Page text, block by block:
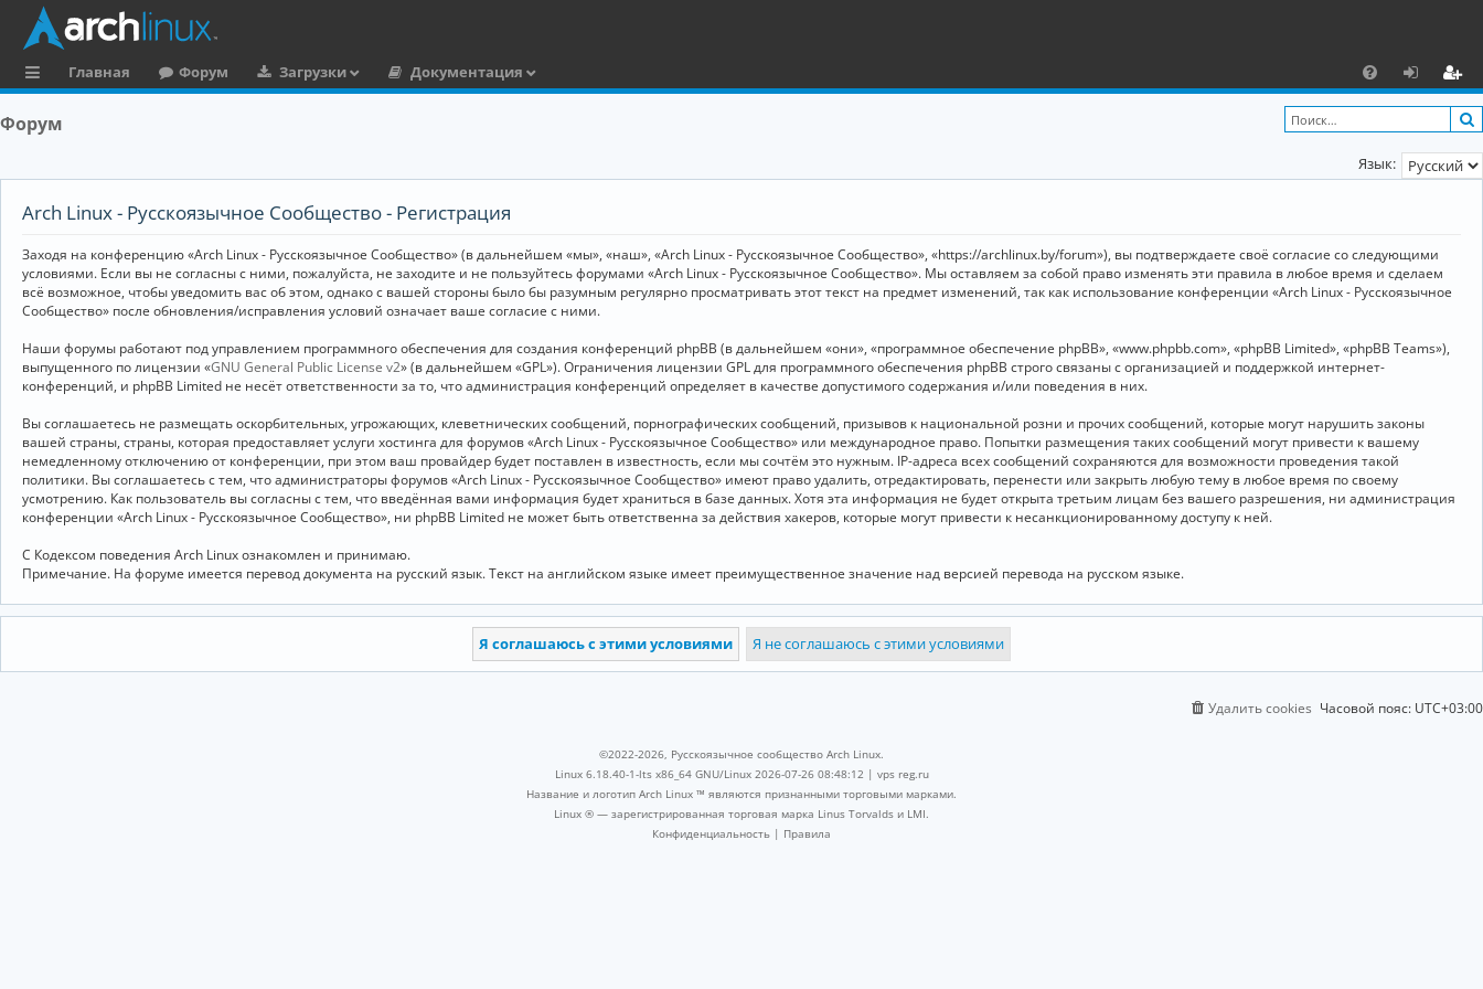
ы
к
Главная Форум Загрузки
Документация
F
A
Q
х
о
д
ег
и
ст
и
Форум
Язык:
Arch Linux - Русскоязычное Сообщество - Регистрация
Заходя на конференцию «Arch Linux - Русскоязычное Сообщество» (в дальнейшем «мы», «наш», «Arch Linux - Русскоязычное Сообщество», «https://archlinux.by/forum»), вы подтверждаете своё согласие со следующими
условиями. Если вы не согласны с ними, пожалуйста, не заходите и не пользуйтесь форумами «Arch Linux - Русскоязычное Сообщество». Мы оставляем за собой право изменять эти правила в любое время и сделаем
всё возможное, чтобы уведомить вас об этом, однако с вашей стороны было бы разумным регулярно просматривать этот текст на предмет изменений, так как использование конференции «Arch Linux - Русскоязычное
Сообщество» после обновления/исправления условий означает ваше согласие с ними.
Наши форумы работают под управлением программного обеспечения для создания конференций phpBB (в дальнейшем «они», «программное обеспечение phpBB», «www.phpbb.com», «phpBB Limited», «phpBB Teams»),
выпущенного по лицензии «GNU General Public License v2» (в дальнейшем «GPL»). Ограничения лицензии GPL для программного обеспечения phpBB строго связаны с организацией и поддержкой интернет-
конференций, и phpBB Limited не несёт ответственности за то, что администрация конференций определяет в качестве допустимого содержания и/или поведения в них.
Вы соглашаетесь не размещать оскорбительных, угрожающих, клеветнических сообщений, порнографических сообщений, призывов к национальной розни и прочих сообщений, которые могут нарушить законы
вашей страны, страны, которая предоставляет услуги хостинга для форумов «Arch Linux - Русскоязычное Сообщество» или международное право. Попытки размещения таких сообщений могут привести к вашему
немедленному отключению от конференции, при этом ваш провайдер будет поставлен в известность, если мы сочтём это нужным. IP-адреса всех сообщений сохраняются для возможности проведения такой
политики. Вы соглашаетесь с тем, что администраторы форумов «Arch Linux - Русскоязычное Сообщество» имеют право удалить, отредактировать, перенести или закрыть любую тему в любое время по своему
усмотрению. Как пользователь вы согласны с тем, что введённая вами информация будет храниться в базе данных. Хотя эта информация не будет открыта третьим лицам без вашего разрешения, ни администрация
конференции «Arch Linux - Русскоязычное Сообщество», ни phpBB Limited не может быть ответственна за действия хакеров, которые могут привести к несанкционированному доступу к ней.
С Кодексом поведения Arch Linux ознакомлен и принимаю.
Примечание. На форуме имеется перевод документа на русский язык. Текст на английском языке имеет преимущественное значение над версией перевода на русском языке.
Часовой пояс: UTC+03:00
Удалить cookies
©2022-2026, Русскоязычное сообщество Arch Linux.
Linux 6.18.40-1-lts x86_64 GNU/Linux 2026-07-26 08:48:12 | vps reg.ru
Название и логотип Arch Linux ™ являются признанными торговыми марками.
Linux ® — зарегистрированная торговая марка Linus Torvalds и LMI.
Конфиденциальность | Правила